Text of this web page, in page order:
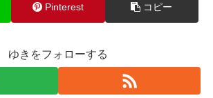
Pinterest コピー
ゆきをフォローする